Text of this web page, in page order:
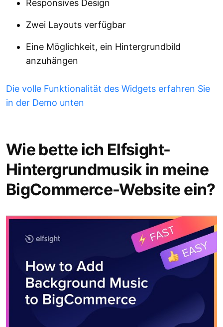
Responsives Design
Zwei Layouts verfügbar
Eine Möglichkeit, ein Hintergrundbild
anzuhängen
Die volle Funktionalität des Widgets erfahren Sie
in der Demo unten
Wie bette ich Elfsight-
Hintergrundmusik in meine
BigCommerce-Website ein?